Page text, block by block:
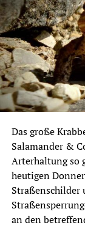
Das große
Salamander &
Arterhaltung so
heutigen
Straßenschilder
an den